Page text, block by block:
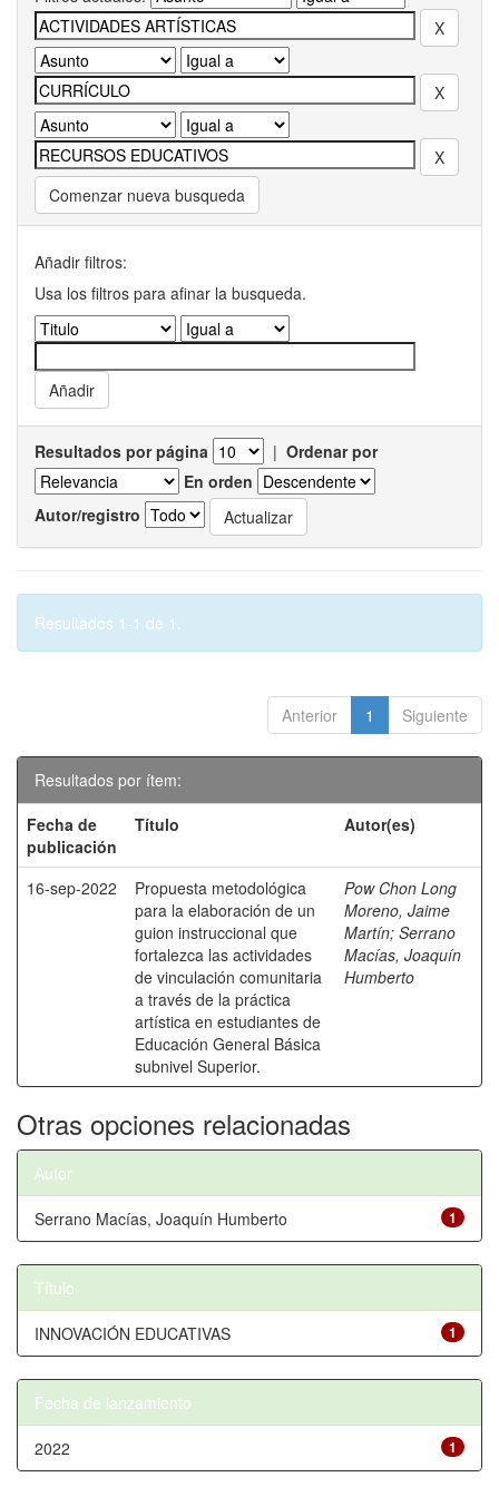
Comenzar nueva busqueda
Añadir filtros:
Usa los filtros para afinar la busqueda.
Resultados por página | Ordenar por
En orden
Autor/registro
Resultados 1-1 de 1.
Anterior 1 Siguiente
Resultados por ítem:
Fecha de
publicación
Título Autor(es)
16-sep-2022
Propuesta metodológica
para la elaboración de un
guion instruccional que
fortalezca las actividades
de vinculación comunitaria
a través de la práctica
artística en estudiantes de
Educación General Básica
subnivel Superior.
Pow Chon Long
Moreno, Jaime
Martín; Serrano
Macías, Joaquín
Humberto
Otras opciones relacionadas
Autor
1
Serrano Macías, Joaquín Humberto
Título
1
INNOVACIÓN EDUCATIVAS
Fecha de lanzamiento
1
2022